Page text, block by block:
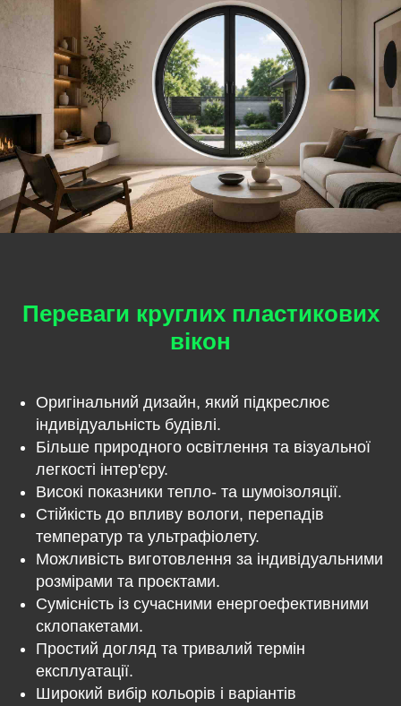
Переваги круглих пластикових
вікон
Оригінальний дизайн, який підкреслює
індивідуальність будівлі.
Більше природного освітлення та візуальної
легкості інтер'єру.
Високі показники тепло- та шумоізоляції.
Стійкість до впливу вологи, перепадів
температур та ультрафіолету.
Можливість виготовлення за індивідуальними
розмірами та проєктами.
Сумісність із сучасними енергоефективними
склопакетами.
Простий догляд та тривалий термін
експлуатації.
Широкий вибір кольорів і варіантів